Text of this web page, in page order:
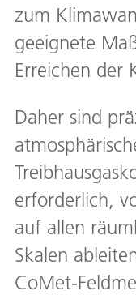
zum
geeignete
Erreichen der
Daher sind
erforderlich,
auf allen
Skalen
CoMet-